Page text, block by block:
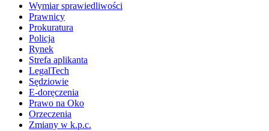
Wymiar sprawiedliwości
Prawnicy
Prokuratura
Policja
Rynek
Strefa aplikanta
LegalTech
Sędziowie
E-doręczenia
Prawo na Oko
Orzeczenia
Zmiany w k.p.c.